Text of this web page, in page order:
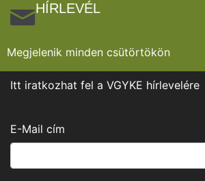
HÍRLEVÉL
Megjelenik minden csütörtökön
Itt iratkozhat fel a VGYKE hírlevelére
E-Mail cím